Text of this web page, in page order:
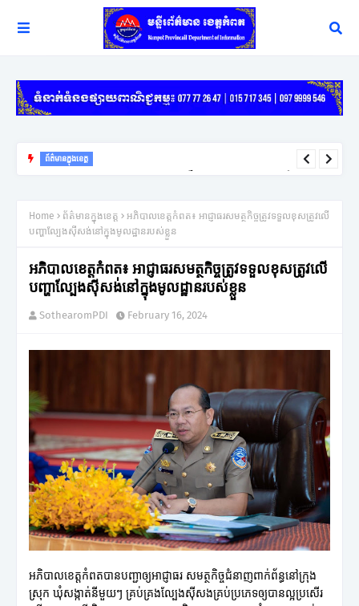
ព័ត៌មានក្នុងខេត្ត
Home ព័ត៌មានក្នុងខេត្ត
អភិបាលខេត្តកំពត៖ អាជ្ញាធរសមត្ថកិច្ចត្រូវទទួលខុសត្រូវលើ
បញ្ហាល្បែងស៊ីសង់នៅក្នុងមូលដ្ឋានរបស់ខ្លួន
អភិបាលខេត្តកំពត៖ អាជ្ញាធរសមត្ថកិច្ចត្រូវទទួលខុសត្រូវលើ
បញ្ហាល្បែងស៊ីសង់នៅក្នុងមូលដ្ឋានរបស់ខ្លួន
SothearomPDI February 16, 2024
អភិបាលខេត្តកំពតបានបញ្ជាឲ្យអាជ្ញាធរ សមត្ថកិច្ចជំនាញពាក់ព័ន្ធនៅក្រុង
ស្រុក ឃុំសង្កាត់នីមួយៗ គ្រប់គ្រងល្បែងស៊ីសងគ្រប់ប្រភេទឲ្យបានល្អប្រសើរ